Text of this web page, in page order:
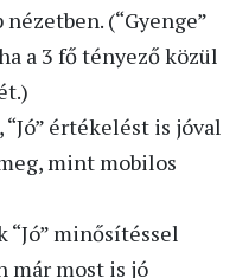
(“Gyenge”
a 3 fő tényező közül
“Jó” értékelést is jóval
mint mobilos
“Jó” minősítéssel
már most is jó